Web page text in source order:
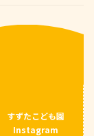
すずたこども園
Instagram